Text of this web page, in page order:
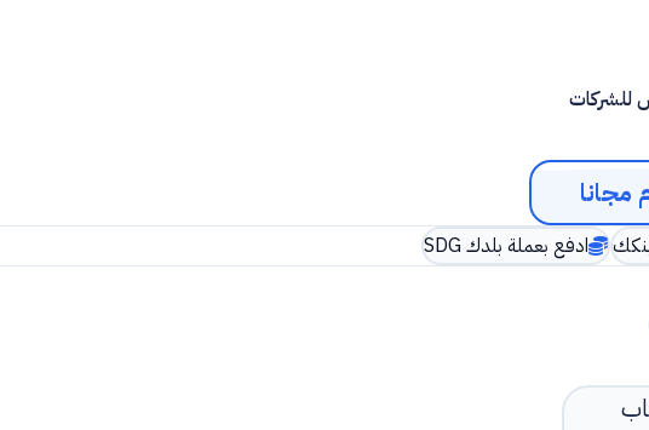
ادفع بعملة بلدك SDG